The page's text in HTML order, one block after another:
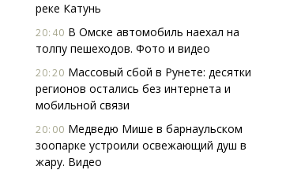
реке Катунь
20:40 В Омске автомобиль наехал на
толпу пешеходов. Фото и видео
20:20 Массовый сбой в Рунете: десятки
регионов остались без интернета и
мобильной связи
20:00 Медведю Мише в барнаульском
зоопарке устроили освежающий душ в
жару. Видео